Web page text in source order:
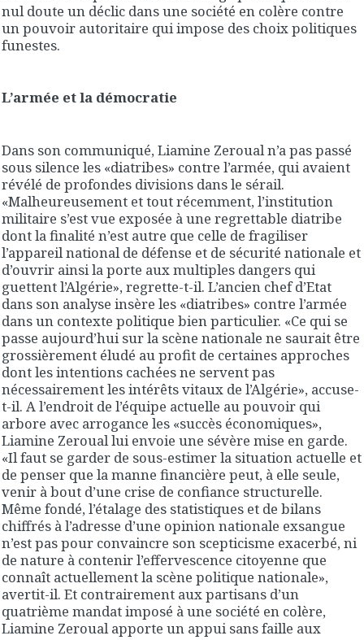
nul doute un déclic dans une société en colère contre
un pouvoir autoritaire qui impose des choix politiques
funestes.
L’armée et la démocratie
Dans son communiqué, Liamine Zeroual n’a pas passé
sous silence les «diatribes» contre l’armée, qui avaient
révélé de profondes divisions dans le sérail.
«Malheureusement et tout récemment, l’institution
militaire s’est vue exposée à une regrettable diatribe
dont la finalité n’est autre que celle de fragiliser
l’appareil national de défense et de sécurité nationale et
d’ouvrir ainsi la porte aux multiples dangers qui
guettent l’Algérie», regrette-t-il. L’ancien chef d’Etat
dans son analyse insère les «diatribes» contre l’armée
dans un contexte politique bien particulier. «Ce qui se
passe aujourd’hui sur la scène nationale ne saurait être
grossièrement éludé au profit de certaines approches
dont les intentions cachées ne servent pas
nécessairement les intérêts vitaux de l’Algérie», accuse-
t-il. A l’endroit de l’équipe actuelle au pouvoir qui
arbore avec arrogance les «succès économiques»,
Liamine Zeroual lui envoie une sévère mise en garde.
«Il faut se garder de sous-estimer la situation actuelle et
de penser que la manne financière peut, à elle seule,
venir à bout d’une crise de confiance structurelle.
Même fondé, l’étalage des statistiques et de bilans
chiffrés à l’adresse d’une opinion nationale exsangue
n’est pas pour convaincre son scepticisme exacerbé, ni
de nature à contenir l’effervescence citoyenne que
connaît actuellement la scène politique nationale»,
avertit-il. Et contrairement aux partisans d’un
quatrième mandat imposé à une société en colère,
Liamine Zeroual apporte un appui sans faille aux